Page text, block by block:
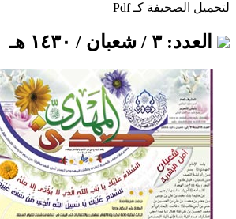
لتحميل الصحيفة كـ Pdf
العدد: ٣ / شعبان / ١٤٣٠ هـ